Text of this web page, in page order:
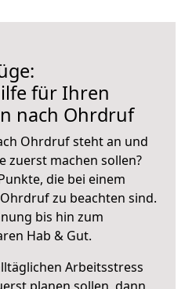
für Ihren
nach Ohrdruf
Ohrdruf steht an und
zuerst machen sollen?
die bei einem
zu beachten sind.
bis hin zum
Hab & Gut.
Arbeitsstress